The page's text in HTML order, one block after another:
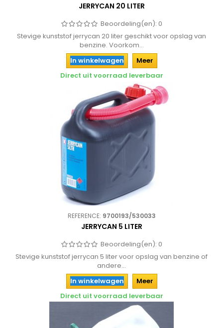
JERRYCAN 20 LITER
Beoordeling(en): 0
Stevige kunststof jerrycan 20 liter geschikt voor opslag van
benzine. Voorkom...
In winkelwagen
Meer
Direct uit voorraad leverbaar
REFERENCE: 9700193/530033
JERRYCAN 5 LITER
Beoordeling(en): 0
Stevige kunststof jerrycan 5 liter voor opslag van benzine of
andere...
In winkelwagen
Meer
Direct uit voorraad leverbaar